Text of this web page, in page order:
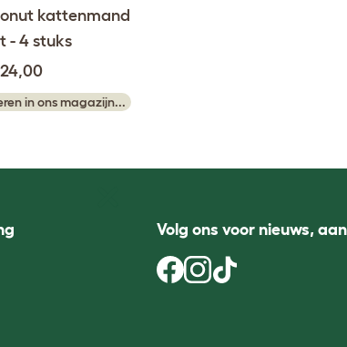
kattenmand
- 4 stuks
in ons magazijn...
Volg ons voor nieuws,